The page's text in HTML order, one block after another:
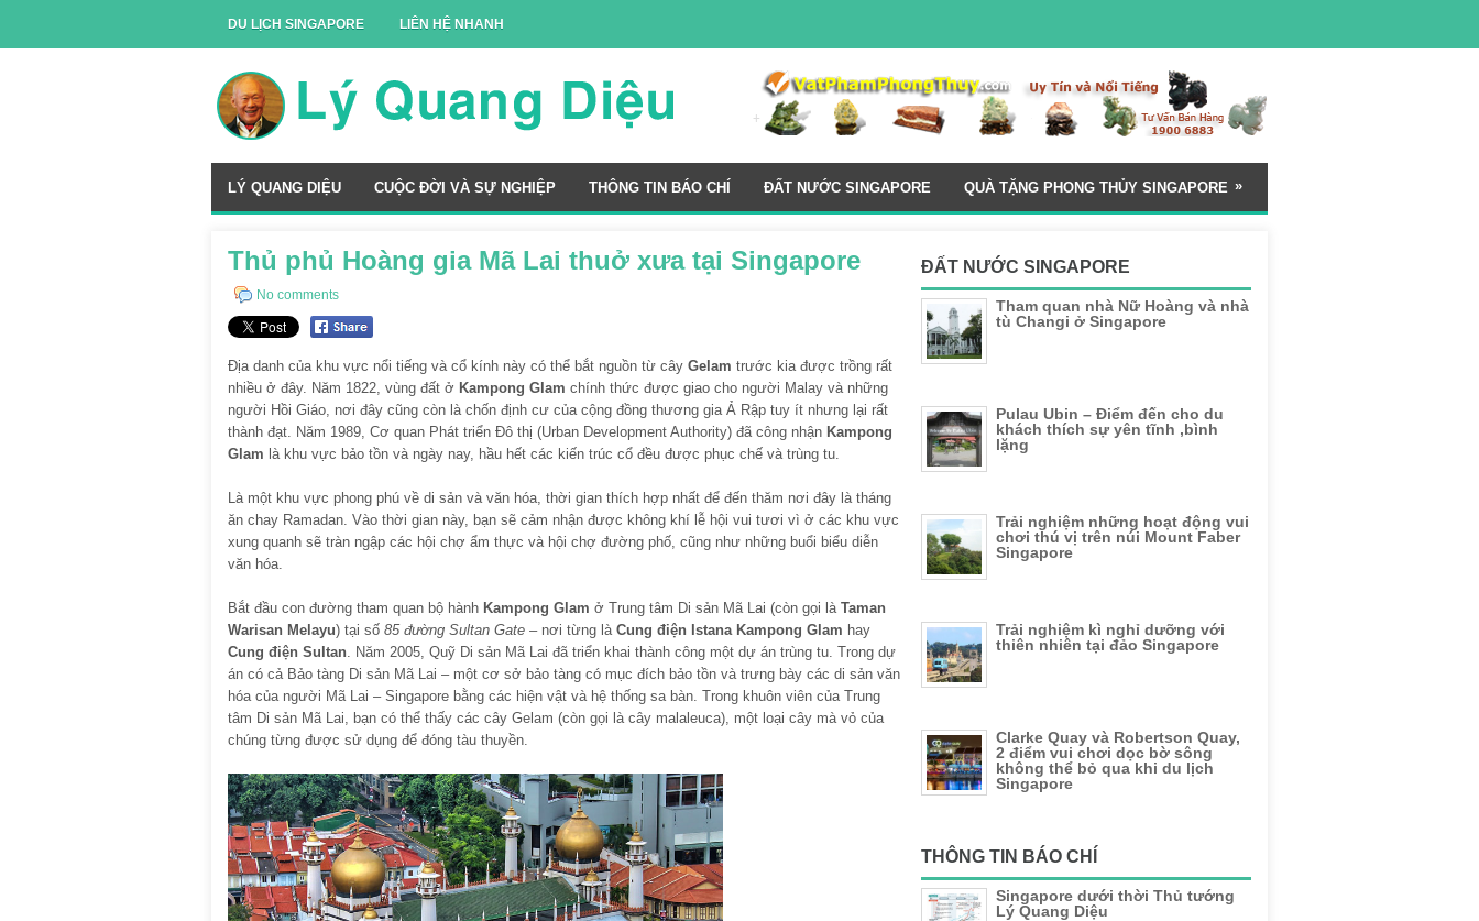
DU LỊCH SINGAPORE LIÊN HỆ NHANH
LÝ QUANG DIỆU CUỘC ĐỜI VÀ SỰ NGHIỆP THÔNG TIN BÁO CHÍ ĐẤT NƯỚC SINGAPORE QUÀ TẶNG PHONG THỦY SINGAPORE »
Thủ phủ Hoàng gia Mã Lai thuở xưa tại Singapore
No comments
Địa danh của khu vực nổi tiếng và cổ kính này có thể bắt nguồn từ cây Gelam trước kia được trồng rất
nhiều ở đây. Năm 1822, vùng đất ở Kampong Glam chính thức được giao cho người Malay và những
người Hồi Giáo, nơi đây cũng còn là chốn định cư của cộng đồng thương gia Ả Rập tuy ít nhưng lại rất
thành đạt. Năm 1989, Cơ quan Phát triển Đô thị (Urban Development Authority) đã công nhận Kampong
Glam là khu vực bảo tồn và ngày nay, hầu hết các kiến trúc cổ đều được phục chế và trùng tu.
Là một khu vực phong phú về di sản và văn hóa, thời gian thích hợp nhất để đến thăm nơi đây là tháng
ăn chay Ramadan. Vào thời gian này, bạn sẽ cảm nhận được không khí lễ hội vui tươi vì ở các khu vực
xung quanh sẽ tràn ngập các hội chợ ẩm thực và hội chợ đường phố, cũng như những buổi biểu diễn
văn hóa.
Bắt đầu con đường tham quan bộ hành Kampong Glam ở Trung tâm Di sản Mã Lai (còn gọi là Taman
Warisan Melayu) tại số 85 đường Sultan Gate – nơi từng là Cung điện Istana Kampong Glam hay
Cung điện Sultan . Năm 2005, Quỹ Di sản Mã Lai đã triển khai thành công một dự án trùng tu. Trong dự
án có cả Bảo tàng Di sản Mã Lai – một cơ sở bảo tàng có mục đích bảo tồn và trưng bày các di sản văn
hóa của người Mã Lai – Singapore bằng các hiện vật và hệ thống sa bàn. Trong khuôn viên của Trung
tâm Di sản Mã Lai, bạn có thể thấy các cây Gelam (còn gọi là cây malaleuca), một loại cây mà vỏ của
chúng từng được sử dụng để đóng tàu thuyền.
ĐẤT NƯỚC SINGAPORE
Tham quan nhà Nữ Hoàng và nhà
tù Changi ở Singapore
Pulau Ubin – Điểm đến cho du
khách thích sự yên tĩnh ,bình
lặng
Trải nghiệm những hoạt động vui
chơi thú vị trên núi Mount Faber
Singapore
Trải nghiệm kì nghỉ dưỡng với
thiên nhiên tại đảo Singapore
Clarke Quay và Robertson Quay,
2 điểm vui chơi dọc bờ sông
không thể bỏ qua khi du lịch
Singapore
THÔNG TIN BÁO CHÍ
Singapore dưới thời Thủ tướng
Lý Quang Diệu